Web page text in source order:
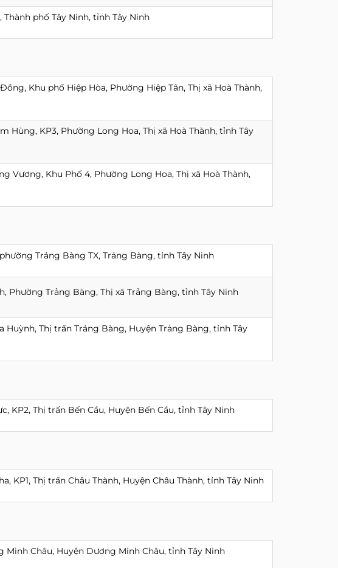
phố Tây Ninh, tỉnh Tây Ninh
Khu phố Hiệp Hòa, Phường Hiệp Tân, Thị xã Hoà Thành,
Hùng, KP3, Phường Long Hoa, Thị xã Hoà Thành, tỉnh Tây
Vương, Khu Phố 4, Phường Long Hoa, Thị xã Hoà Thành,
Trảng Bàng TX, Trảng Bàng, tỉnh Tây Ninh
Phường Trảng Bàng, Thị xã Trảng Bàng, tỉnh Tây Ninh
Huỳnh, Thị trấn Trảng Bàng, Huyện Trảng Bàng, tỉnh Tây
KP2, Thị trấn Bến Cầu, Huyện Bến Cầu, tỉnh Tây Ninh
KP1, Thị trấn Châu Thành, Huyện Châu Thành, tỉnh Tây Ninh
Minh Châu, Huyện Dương Minh Châu, tỉnh Tây Ninh